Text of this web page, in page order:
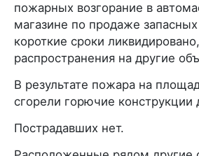
пожарных возгорание в
магазине по продаже
короткие сроки
распространения на другие
В результате пожара на
сгорели горючие конструкции
Пострадавших нет.